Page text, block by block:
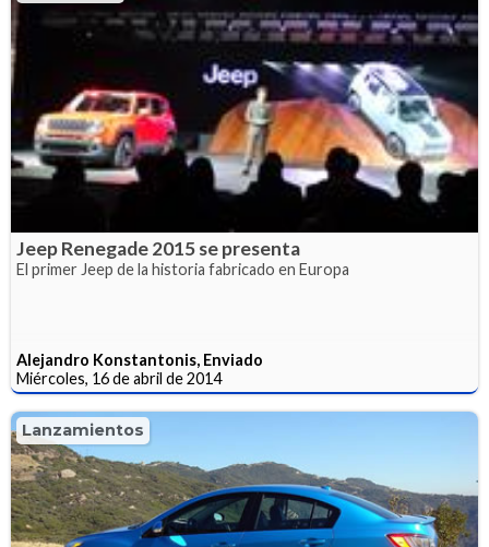
Jeep Renegade 2015 se presenta
El primer Jeep de la historia fabricado en Europa
Alejandro Konstantonis, Enviado
Miércoles, 16 de abril de 2014
Lanzamientos